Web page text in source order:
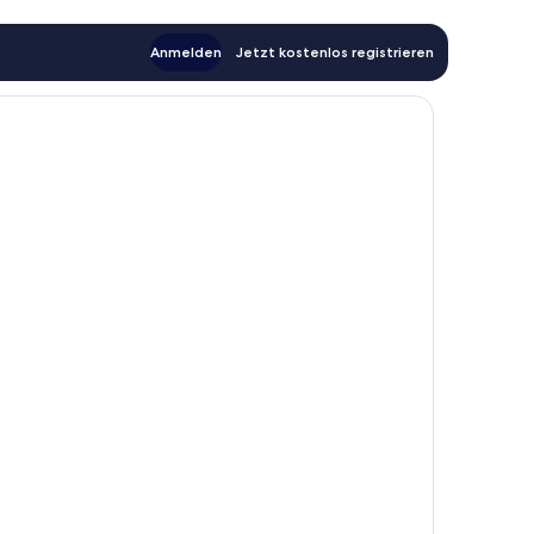
Anmelden Jetzt kostenlos registrieren